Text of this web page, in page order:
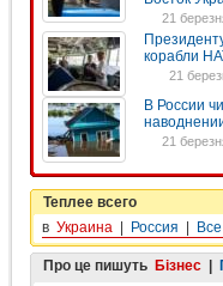
21
корабли
21
В России
21
Теплее всего
в Украина Россия Все
Про це пишуть Бізнес